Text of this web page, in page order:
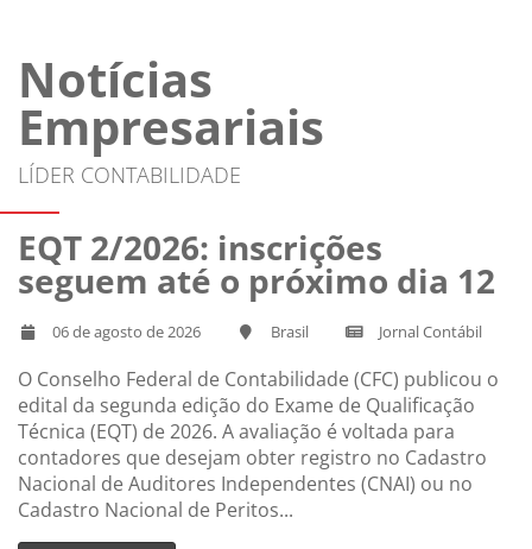
Notícias
Empresariais
LÍDER CONTABILIDADE
EQT 2/2026: inscrições
seguem até o próximo dia 12
06 de agosto de 2026 Brasil Jornal Contábil
O Conselho Federal de Contabilidade (CFC) publicou o
edital da segunda edição do Exame de Qualificação
Técnica (EQT) de 2026. A avaliação é voltada para
contadores que desejam obter registro no Cadastro
Nacional de Auditores Independentes (CNAI) ou no
Cadastro Nacional de Peritos...